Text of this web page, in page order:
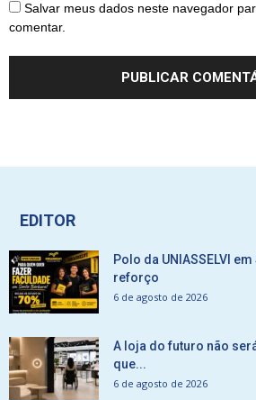
Salvar meus dados neste navegador
comentar.
EDITOR
Polo da UNIASSELVI
reforço
6 de agosto de 2026
A loja do futuro não
que...
6 de agosto de 2026